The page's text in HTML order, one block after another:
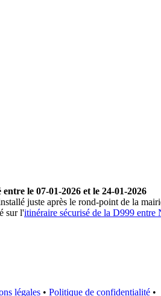
le 07-01-2026 et le 24-01-2026
juste après le rond-point de la
sur l'itinéraire sécurisé de la D999
légales • Politique de confidentialité •